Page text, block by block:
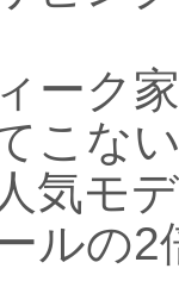
ーク
こな
気モ
ルの2